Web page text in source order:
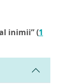
inimii” (1